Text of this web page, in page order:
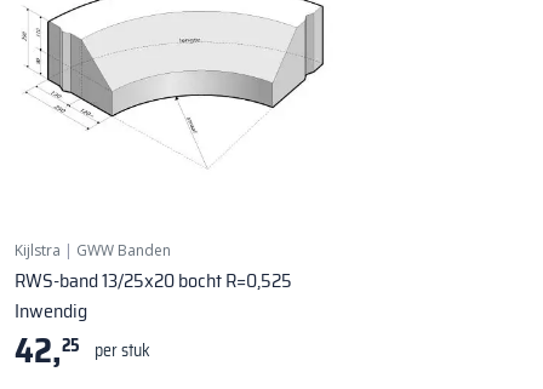
Kijlstra | GWW Banden
RWS-band 13/25x20 bocht R=0,525
Inwendig
42,25 per stuk